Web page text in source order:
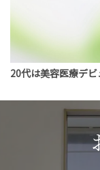
20代は美容医療デ